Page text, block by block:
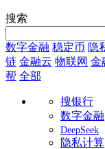
搜索
数字金融 稳定币 隐
链 金融云 物联网 金
帮 全部
搜银行
数字金融
DeepSeek
隐私计算